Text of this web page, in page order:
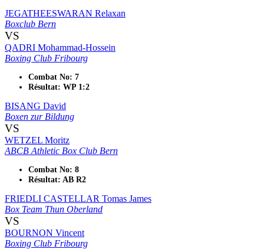
JEGATHEESWARAN Relaxan
Boxclub Bern
VS
QADRI Mohammad-Hossein
Boxing Club Fribourg
Combat No: 7
Résultat: WP 1:2
BISANG David
Boxen zur Bildung
VS
WETZEL Moritz
ABCB Athletic Box Club Bern
Combat No: 8
Résultat: AB R2
FRIEDLI CASTELLAR Tomas James
Box Team Thun Oberland
VS
BOURNON Vincent
Boxing Club Fribourg